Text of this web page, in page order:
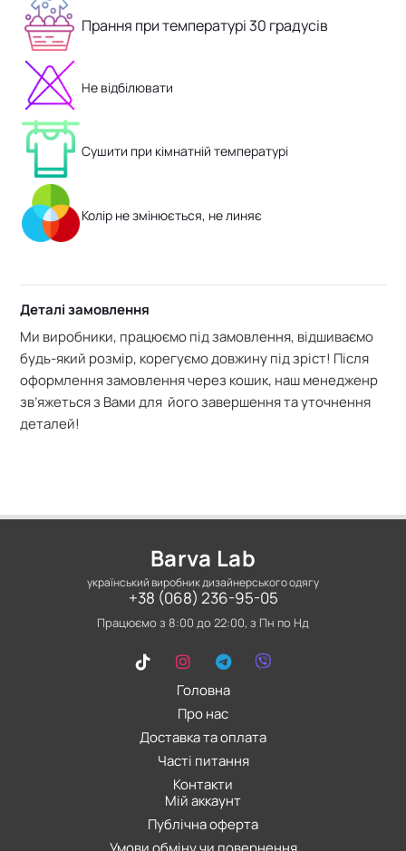
Прання при температурі 30 градусів
Не відбілювати
Сушити при кімнатній температурі
Колір не змінюється, не линяє
Деталі замовлення
Ми виробники, працюємо під замовлення, відшиваємо
будь-який розмір, корегуємо довжину під зріст! Після
оформлення замовлення через кошик, наш менедженр
зв’яжеться з Вами для його завершення та уточнення
деталей!
Barva Lab
український виробник дизайнерського одягу
Головна
Про нас
Доставка та оплата
Часті питання
Контакти
Мій аккаунт
Публічна оферта
+38 (068) 236-95-05
Працюємо з 8:00 до 22:00, з Пн по Нд